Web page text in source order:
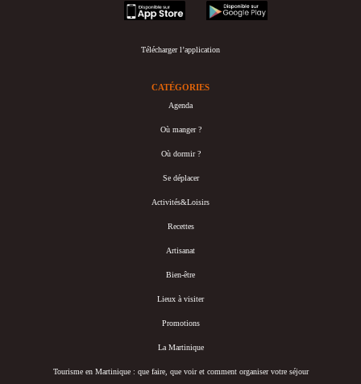
appstore
googleplay
Télécharger l’application
CATÉGORIES
Agenda
Où manger ?
Où dormir ?
Se déplacer
Activités&Loisirs
Recettes
Artisanat
Bien-être
Lieux à visiter
Promotions
La Martinique
Tourisme en Martinique : que faire, que voir et comment organiser votre séjour